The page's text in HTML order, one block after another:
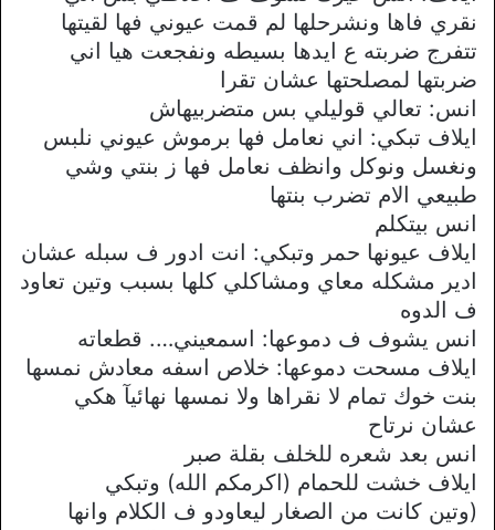
نقري فاها ونشرحلها لم قمت عيوني فها لقيتها
تتفرج ضربته ع ايدها بسيطه ونفجعت هيا اني
ضربتها لمصلحتها عشان تقرا
انس: تعالي قوليلي بس متضربيهاش
ايلاف تبكي: اني نعامل فها برموش عيوني نلبس
ونغسل ونوكل وانظف نعامل فها ز بنتي وشي
طبيعي الام تضرب بنتها
انس بيتكلم
ايلاف عيونها حمر وتبكي: انت ادور ف سبله عشان
ادير مشكله معاي ومشاكلي كلها بسبب وتين تعاود
ف الدوه
انس يشوف ف دموعها: اسمعيني…. قطعاته
ايلاف مسحت دموعها: خلاص اسفه معادش نمسها
بنت خوك تمام لا نقراها ولا نمسها نهائيآ هكي
عشان نرتاح
انس بعد شعره للخلف بقلة صبر
ايلاف خشت للحمام (اكرمكم الله) وتبكي
(وتين كانت من الصغار ليعاودو ف الكلام وانها